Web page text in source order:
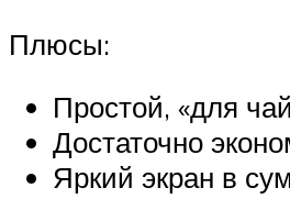
Плюсы:
Простой, «для
Достаточно
Яркий экран в